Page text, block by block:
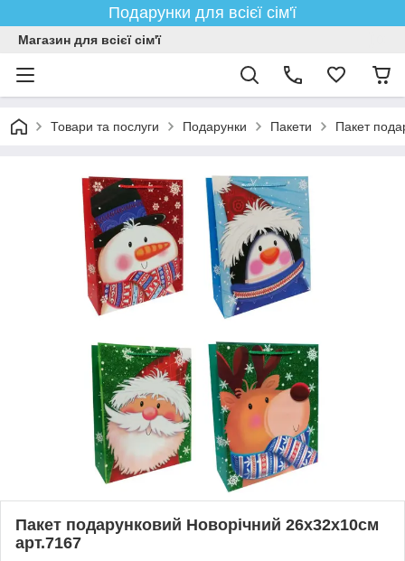
Подарунки для всієї сім'ї
Магазин для всієї сім'ї
Товари та послуги Подарунки Пакети Пакет
Пакет подарунковий Новорічний 26х32х10см
арт.7167